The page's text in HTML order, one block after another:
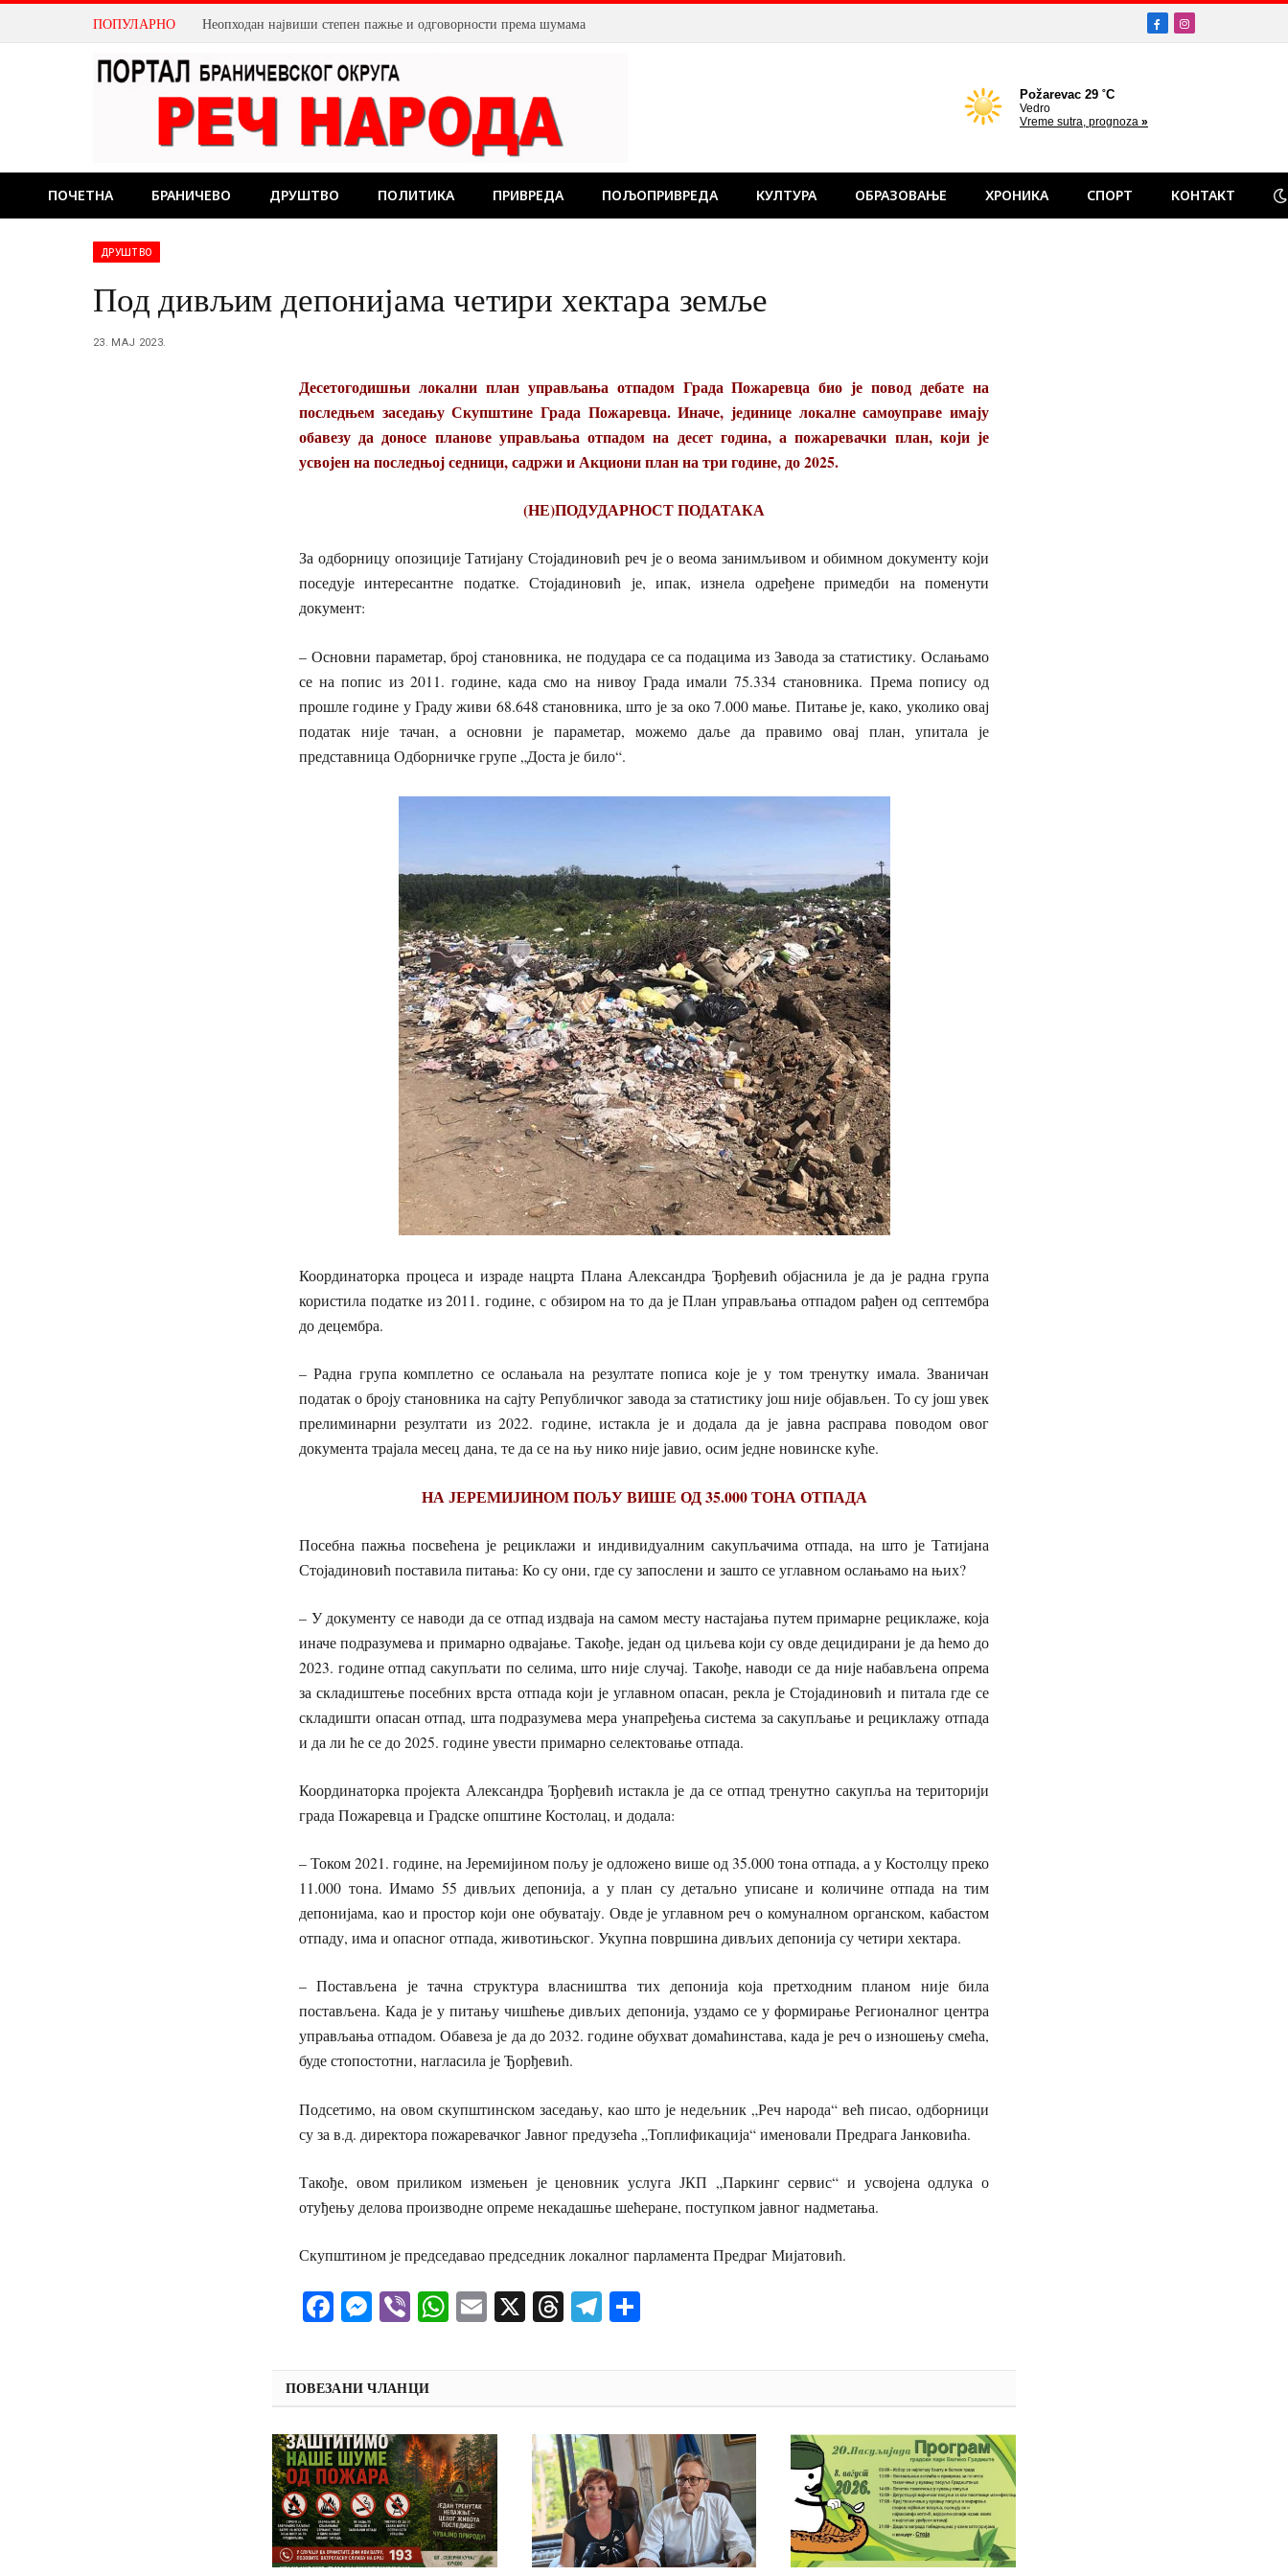
ПОПУЛАРНО Неопходан највиши степен пажње и одговорности према шумама FacebookInstagram
ПОЧЕТНА БРАНИЧЕВО ДРУШТВО ПОЛИТИКА ПРИВРЕДА ПОЉОПРИВРЕДА КУЛТУРА ОБРАЗОВАЊЕ ХРОНИКА СПОРТ КОНТАКТ
ДРУШТВО
Под дивљим депонијама четири хектара земље
23. МАЈ 2023.
Десетогодишњи локални план управљања отпадом Града Пожаревца био је повод дебате на
последњем заседању Скупштине Града Пожаревца. Иначе, јединице локалне самоуправе имају
обавезу да доносе планове управљања отпадом на десет година, а пожаревачки план, који је
усвојен на последњој седници, садржи и Акциони план на три године, до 2025.
(НЕ)ПОДУДАРНОСТ ПОДАТАКА
За одборницу опозиције Татијану Стојадиновић реч је о веома занимљивом и обимном документу који
поседује интересантне податке. Стојадиновић је, ипак, изнела одређене примедби на поменути
документ:
– Основни параметар, број становника, не подудара се са подацима из Завода за статистику. Ослањамо
се на попис из 2011. године, када смо на нивоу Града имали 75.334 становника. Према попису од
прошле године у Граду живи 68.648 становника, што је за око 7.000 мање. Питање је, како, уколико овај
податак није тачан, а основни је параметар, можемо даље да правимо овај план, упитала је
представница Одборничке групе „Доста је било“.
Координаторка процеса и израде нацрта Плана Александра Ђорђевић објаснила је да је радна група
користила податке из 2011. године, с обзиром на то да је План управљања отпадом рађен од септембра
до децембра.
– Радна група комплетно се ослањала на резултате пописа које је у том тренутку имала. Званичан
податак о броју становника на сајту Републичког завода за статистику још није објављен. То су још увек
прелиминарни резултати из 2022. године, истакла је и додала да је јавна расправа поводом овог
документа трајала месец дана, те да се на њу нико није јавио, осим једне новинске куће.
НА ЈЕРЕМИЈИНОМ ПОЉУ ВИШЕ ОД 35.000 ТОНА ОТПАДА
Посебна пажња посвећена је рециклажи и индивидуалним сакупљачима отпада, на што је Татијана
Стојадиновић поставила питања: Ко су они, где су запослени и зашто се углавном ослањамо на њих?
– У документу се наводи да се отпад издваја на самом месту настајања путем примарне рециклаже, која
иначе подразумева и примарно одвајање. Такође, један од циљева који су овде децидирани је да ћемо до
2023. године отпад сакупљати по селима, што није случај. Такође, наводи се да није набављена опрема
за складиштење посебних врста отпада који је углавном опасан, рекла је Стојадиновић и питала где се
складишти опасан отпад, шта подразумева мера унапређења система за сакупљање и рециклажу отпада
и да ли ће се до 2025. године увести примарно селектовање отпада.
Координаторка пројекта Александра Ђорђевић истакла је да се отпад тренутно сакупља на територији
града Пожаревца и Градске општине Костолац, и додала:
– Током 2021. године, на Јеремијином пољу је одложено више од 35.000 тона отпада, а у Костолцу преко
11.000 тона. Имамо 55 дивљих депонија, а у план су детаљно уписане и количине отпада на тим
депонијама, као и простор који оне обуватају. Овде је углавном реч о комуналном органском, кабастом
отпаду, има и опасног отпада, животињског. Укупна површина дивљих депонија су четири хектара.
– Постављена је тачна структура власништва тих депонија која претходним планом није била
постављена. Када је у питању чишћење дивљих депонија, уздамо се у формирање Регионалног центра
управљања отпадом. Обавеза је да до 2032. године обухват домаћинстава, када је реч о изношењу смећа,
буде стопостотни, нагласила је Ђорђевић.
Подсетимо, на овом скупштинском заседању, као што је недељник „Реч народа“ већ писао, одборници
су за в.д. директора пожаревачког Јавног предузећа „Топлификација“ именовали Предрага Јанковића.
Такође, овом приликом измењен је ценовник услуга ЈКП „Паркинг сервис“ и усвојена одлука о
отуђењу делова производне опреме некадашње шећеране, поступком јавног надметања.
Скупштином је председавао председник локалног парламента Предраг Мијатовић.
Facebook
Messenger
ViberWhatsApp
Email
X ThreadsTelegram
ПОВЕЗАНИ ЧЛАНЦИ